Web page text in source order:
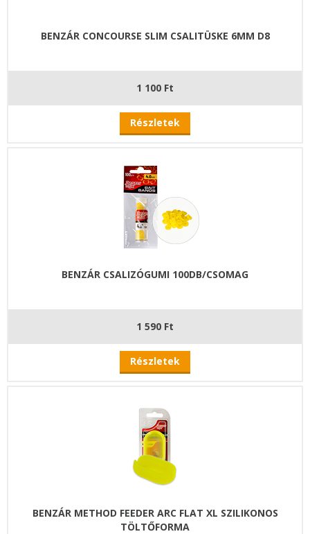
BENZÁR CONCOURSE SLIM CSALITÜSKE 6MM D8
1 100 Ft
Részletek
BENZÁR CSALIZÓGUMI 100DB/CSOMAG
1 590 Ft
Részletek
BENZÁR METHOD FEEDER ARC FLAT XL SZILIKONOS
TÖLTŐFORMA